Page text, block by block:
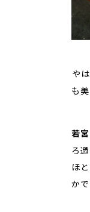
――
も
若
ろ
ほ
かで